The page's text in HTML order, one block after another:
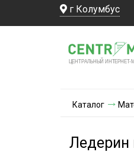
г Колумбус
ЦЕНТРАЛЬНЫЙ ИНТЕРНЕТ-
Каталог
Ледерин